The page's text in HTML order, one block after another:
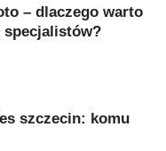
– dlaczego warto
specjalistów?
szczecin: komu